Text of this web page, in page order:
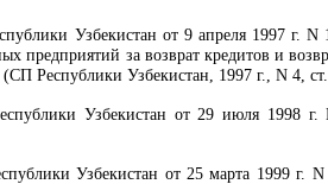
Узбекистан от 9 апреля 1997 г.
предприятий за возврат кредитов и
Республики Узбекистан, 1997 г., N 4,
Узбекистан от 29 июля 1998
Узбекистан от 25 марта 1999 г.